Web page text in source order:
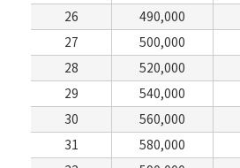
26
490,000
27
500,000
28
520,000
29
540,000
30
560,000
31
580,000